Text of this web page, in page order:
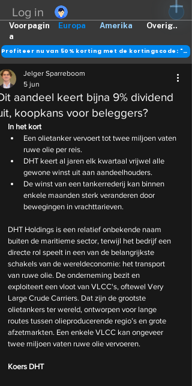
Log in
Europa Amerika Overig..
Voorpagin
a
Profiteer nu van 50% korting met de kortingscode: "DANK"
aandeel keert bijna 9% dividend
koopkans voor beleggers?
Jelger Sparreboom
5 jun
In het kort
Een olietanker vervoert tot twee miljoen vaten
ruwe olie per reis.
DHT keert al jaren elk kwartaal vrijwel alle
gewone winst uit aan aandeelhouders.
De winst van een tankerrederij kan binnen
enkele maanden sterk veranderen door
bewegingen in vrachttarieven.
DHT Holdings is een relatief onbekende naam
buiten de maritieme sector, terwijl het bedrijf een
directe rol speelt in een van de belangrijkste
schakels van de wereldeconomie: het transport
van ruwe olie. De onderneming bezit en
exploiteert een vloot van VLCC's, oftewel Very
Large Crude Carriers. Dat zijn de grootste
olietankers ter wereld, ontworpen voor lange
routes tussen olieproducerende regio’s en grote
afzetmarkten. Een enkele VLCC kan ongeveer
twee miljoen vaten ruwe olie vervoeren.
Koers DHT